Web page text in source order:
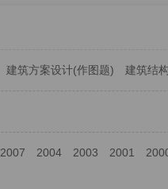
建筑方案设计(作图题) 建筑结
2007 2004 2003 2001